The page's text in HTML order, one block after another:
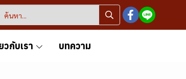
วกับเรา บทความ